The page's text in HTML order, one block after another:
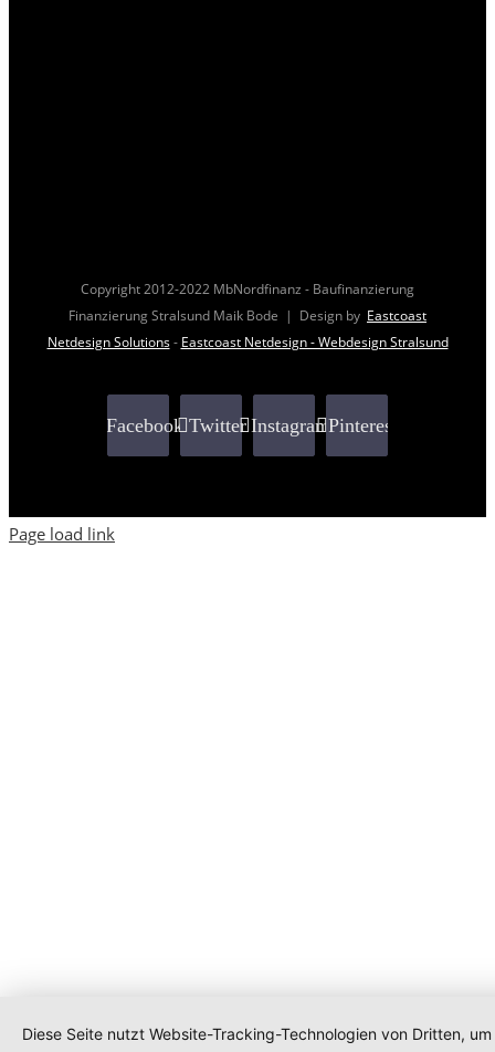
Copyright 2012-2022 MbNordfinanz - Baufinanzierung
Finanzierung Stralsund Maik Bode | Design by Eastcoast
Netdesign Solutions- Eastcoast Netdesign - Webdesign Stralsund
Facebook Twitter InstagramPinterest
Page load link
Diese Seite nutzt Website-Tracking-Technologien von Dritten, um